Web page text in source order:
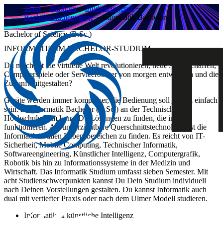
THU Studium
Studienangebot
Bachelorstudiengänge
Informatik Bachelor
Bachelor of Science (B.Sc.)
INFORMATIK IM BACHELOR-STUDIUM
Du möchtest die virtuelle Welt revolutionieren, neue Apps schaffen,
Computerspiele oder Serviceroboter von morgen entwickeln und die
Zukunft mitgestalten?
Geräte werden immer komplexer, die Bedienung soll jedoch einfach
sein. Im Informatik Bachelor (B.Sc.) an der Technischen
Hochschule Ulm lernst Du Lösungen zu finden, die intuitiv
funktionieren. Als unverzichtbare Querschnittstechnologie ist die
Informatik in allen Lebensbereichen zu finden. Es reicht von IT-
Sicherheit, Mobile Computing, Technischer Informatik,
Softwareengineering, Künstlicher Intelligenz, Computergrafik,
Robotik bis hin zu Informationssysteme in der Medizin und
Wirtschaft. Das Informatik Studium umfasst sieben Semester. Mit
acht Studienschwerpunkten kannst Du Dein Studium individuell
nach Deinen Vorstellungen gestalten. Du kannst Informatik auch
dual mit vertiefter Praxis oder nach dem Ulmer Modell studieren.
Informatik & künstliche Intelligenz